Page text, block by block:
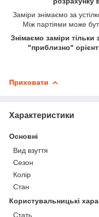
Заміри знімаємо за
Між партіями може
Знімаємо заміри
"приблизно"
Приховати
Характеристики
Основні
Вид взуття
Сезон
Колір
Стан
Користувальницькі
Стать